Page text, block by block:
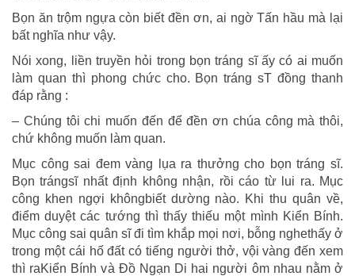
Bọn ăn trộm ngựa còn biết đền ơn, ai ngờ Tấn hầu mà lại
bất nghĩa như vậy.
Nói xong, liền truyền hỏi trong bọn tráng sĩ ấy có ai muốn
làm quan thì phong chức cho. Bọn tráng sT đồng thanh
đáp rằng :
– Chúng tôi chi muốn đến để đền ơn chúa công mà thôi,
chứ không muốn làm quan.
Mục công sai đem vàng lụa ra thưởng cho bọn tráng sĩ.
Bọn trángsĩ nhất định không nhận, rồi cáo từ lui ra. Mục
công khen ngợi khôngbiết dường nào. Khi thu quân về,
điểm duyệt các tướng thì thấy thiếu một mình Kiển Bính.
Mục công sai quân sĩ đi tìm khắp mọi nơi, bỗng nghethấy ở
trong một cái hố đất có tiếng người thở, vội vàng đến xem
thì raKiển Bính và Đồ Ngạn Di hai người ôm nhau nằm ở